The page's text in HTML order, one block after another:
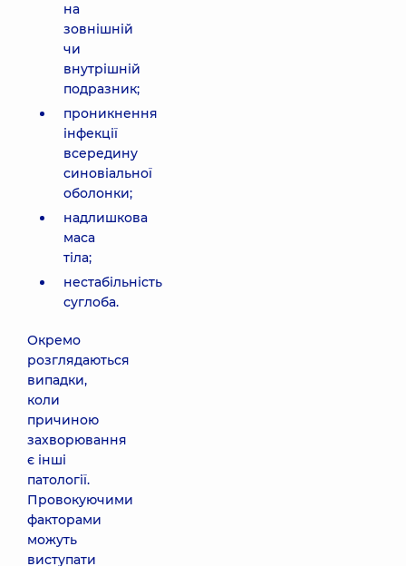
на
зовнішній
чи
внутрішній
подразник;
проникнення
інфекції
всередину
синовіальної
оболонки;
надлишкова
маса
тіла;
нестабільність
суглоба.
Окремо
розглядаються
випадки,
коли
причиною
захворювання
є інші
патології.
Провокуючими
факторами
можуть
виступати